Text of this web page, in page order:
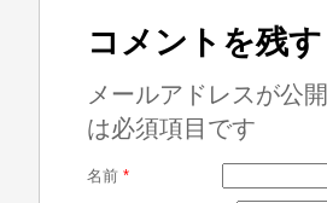
コメントを残す
メールアドレスが公
は必須項目です
名前 *